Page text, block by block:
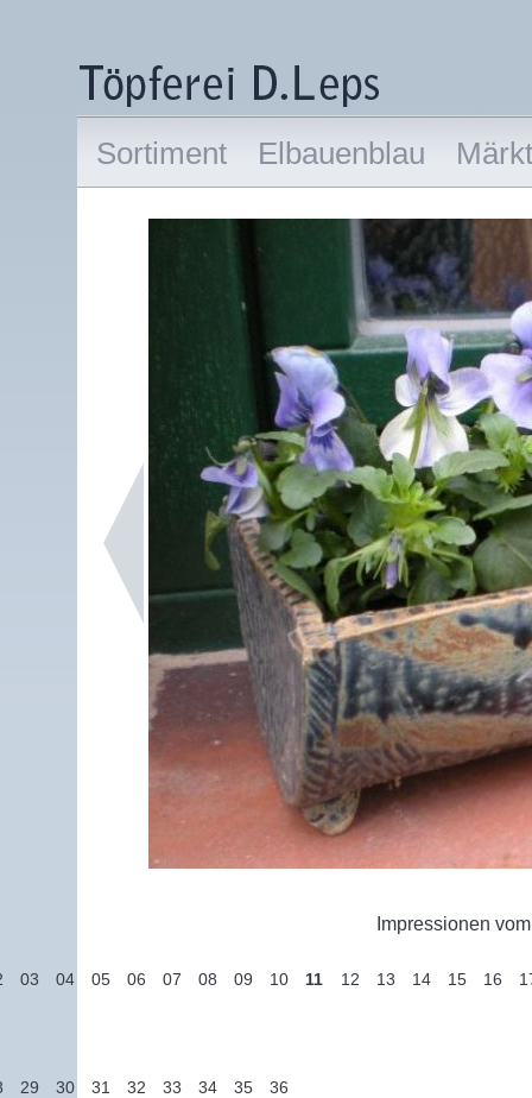
Sortiment Elbauenblau
Impressionen
03 04 05 06 07 08 09 10 11 12 13 14 15 16
29 30 31 32 33 34 35 36